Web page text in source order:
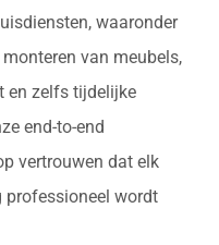
waaronder
van meubels,
en zelfs tijdelijke
end-to-end
vertrouwen dat elk
professioneel wordt